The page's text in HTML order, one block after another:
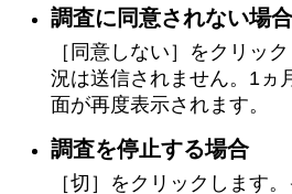
調査に同意されない場合
［同意しない］をクリッ
況は送信されません。1ヵ
面が再度表示されます。
調査を停止する場合
［切］をクリックします